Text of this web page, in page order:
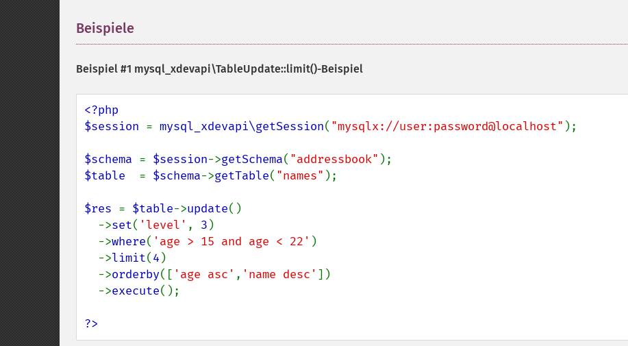
Beispiele
Beispiel #1 mysql_xdevapi\TableUpdate::limit()-Beispiel
<?php
$session = mysql_xdevapi\getSession( "mysqlx://user:password@localhost" );
$schema = $session->getSchema( "addressbook"
$table = $schema->getTable( "names" );
$res = $table->update()
  ->
set( 'level' , 3 )
  ->
where( 'age > 15 and age < 22' )
  ->
limit(4 )
  ->
orderby([ 'age asc' , 'name desc' ])
  ->
execute();
?>